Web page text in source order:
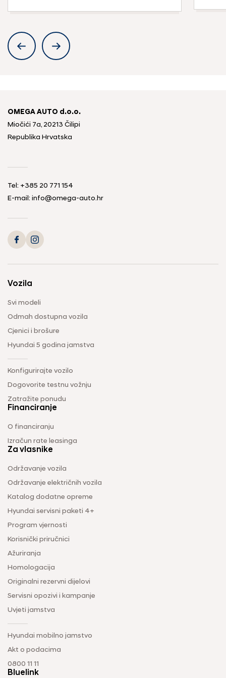
OMEGA AUTO d.o.o.
Miočići 7a, 20213 Čilipi
Republika Hrvatska
Tel: +385 20 771 154
E-mail: info@omega-auto.hr
Vozila
Svi modeli
Odmah dostupna vozila
Cjenici i brošure
Hyundai 5 godina jamstva
Konfigurirajte vozilo
Dogovorite testnu vožnju
Zatražite ponudu
Financiranje
O financiranju
Izračun rate leasinga
Za vlasnike
Održavanje vozila
Održavanje električnih vozila
Katalog dodatne opreme
Hyundai servisni paketi 4+
Program vjernosti
Korisnički priručnici
Ažuriranja
Homologacija
Originalni rezervni dijelovi
Servisni opozivi i kampanje
Uvjeti jamstva
Hyundai mobilno jamstvo
Akt o podacima
0800 11 11
Bluelink